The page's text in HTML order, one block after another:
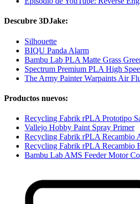
Descubre 3DJake:
Silhouette
BIQU Panda Alarm
Bambu Lab PLA Matte Grass
Spectrum Premium PLA High
The Army Painter Warpaints Air
Productos nuevos:
Recycling Fabrik rPLA Prototipo
Vallejo Hobby Paint Spray Primer
Recycling Fabrik rPLA Recambio
Recycling Fabrik rPLA Recambio
Bambu Lab AMS Feeder Motor